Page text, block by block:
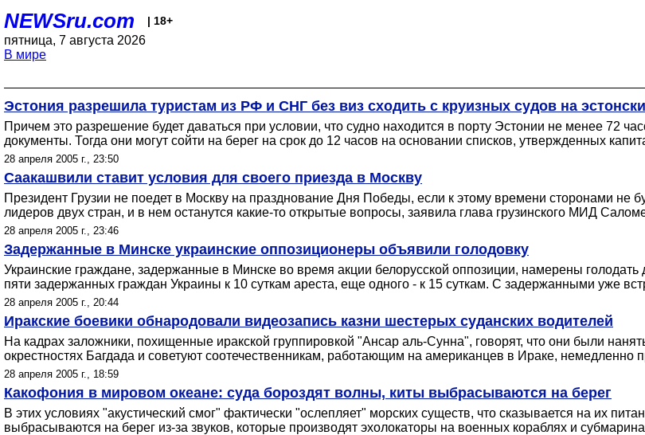
NEWSru.com | 18+
пятница, 7 августа 2026
В мире
Эстония разрешила туристам из РФ и СНГ без виз сходить с круизных судов на
Причем это разрешение будет даваться при условии, что судно находится в порту Эстонии не менее 72
документы. Тогда они могут сойти на берег на срок до 12 часов на основании списков, утвержденных
28 апреля 2005 г., 23:50
Саакашвили ставит условия для своего приезда в Москву
Президент Грузии не поедет в Москву на празднование Дня Победы, если к этому времени сторонами не
лидеров двух стран, и в нем останутся какие-то открытые вопросы, заявила глава грузинского МИД
28 апреля 2005 г., 23:46
Задержанные в Минске украинские оппозиционеры объявили голодовку
Украинские граждане, задержанные в Минске во время акции белорусской оппозиции, намерены голодать
пяти задержанных граждан Украины к 10 суткам ареста, еще одного - к 15 суткам. С задержанными уже
28 апреля 2005 г., 20:44
Иракские боевики обнародовали видеозапись казни шестерых суданских водителей
На кадрах заложники, похищенные иракской группировкой "Ансар аль-Сунна", говорят, что они были
окрестностях Багдада и советуют соотечественникам, работающим на американцев в Ираке, немедленно
28 апреля 2005 г., 18:59
Какофония в мировом океане: суда бороздят волны, киты выбрасываются на берег
В этих условиях "акустический смог" фактически "ослепляет" морских существ, что сказывается на их
выбрасываются на берег из-за звуков, которые производят эхолокаторы на военных кораблях и